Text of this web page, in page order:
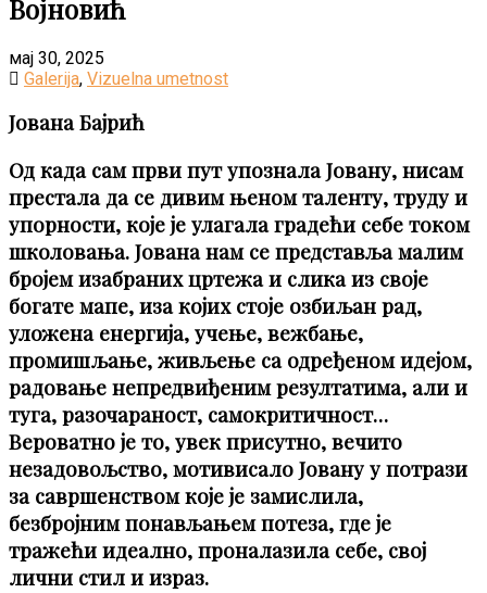
Војновић
мај 30, 2025
Galerija, Vizuelna umetnost
Jована Бајрић
Од када сам први пут упознала Јовану, нисам
престала да се дивим њеном таленту, труду и
упорности, које је улагала градећи себе током
школовања. Јована нам се представља малим
бројем изабраних цртежа и слика из своје
богате мапе, иза којих стоје озбиљан рад,
уложена енергија, учење, вежбање,
промишљање, живљење ca одређеном идејом,
радовање непредвиђеним резултатима, али и
туга, разочараност, самокритичност…
Вероватно је то, увек присутно, вечито
незадовољство, мотивисало Јовану у потрази
за савршенством које је замислила,
безбројним понављањем потеза, где је
тражећи идеално, проналазила себе, свој
лични стил и израз.